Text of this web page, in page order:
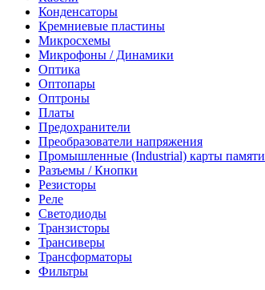
Конденсаторы
Кремниевые пластины
Микросхемы
Микрофоны / Динамики
Оптика
Оптопары
Оптроны
Платы
Предохранители
Преобразователи напряжения
Промышленные (Industrial) карты памяти
Разъемы / Кнопки
Резисторы
Реле
Светодиоды
Транзисторы
Трансиверы
Трансформаторы
Фильтры